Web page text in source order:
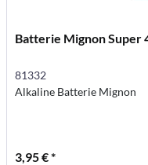
Batterie Mignon Super
81332
Alkaline Batterie Mignon
3,95 € *